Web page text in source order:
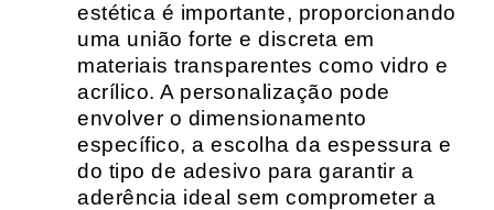
estética é importante, proporcionando
uma união forte e discreta em
materiais transparentes como vidro e
acrílico. A personalização pode
envolver o dimensionamento
específico, a escolha da espessura e
do tipo de adesivo para garantir a
aderência ideal sem comprometer a